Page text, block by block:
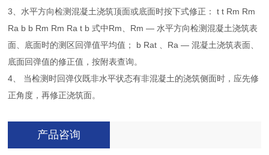
3、水平方向检测混凝土浇筑顶面或底面时按下式修正： t t Rm Rm
Ra b b Rm Rm Ra t b 式中Rm、Rm — 水平方向检测混凝土浇筑表
面、底面时的测区回弹值平均值； b Rat 、Ra — 混凝土浇筑表面、
底面回弹值的修正值，按附表查询。
4、 当检测时回弹仪既非水平状态有非混凝土的浇筑侧面时，应先修
正角度，再修正浇筑面。
产品咨询